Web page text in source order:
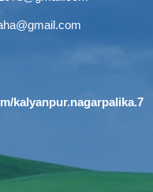
kalyanpur.nagarpalika.7